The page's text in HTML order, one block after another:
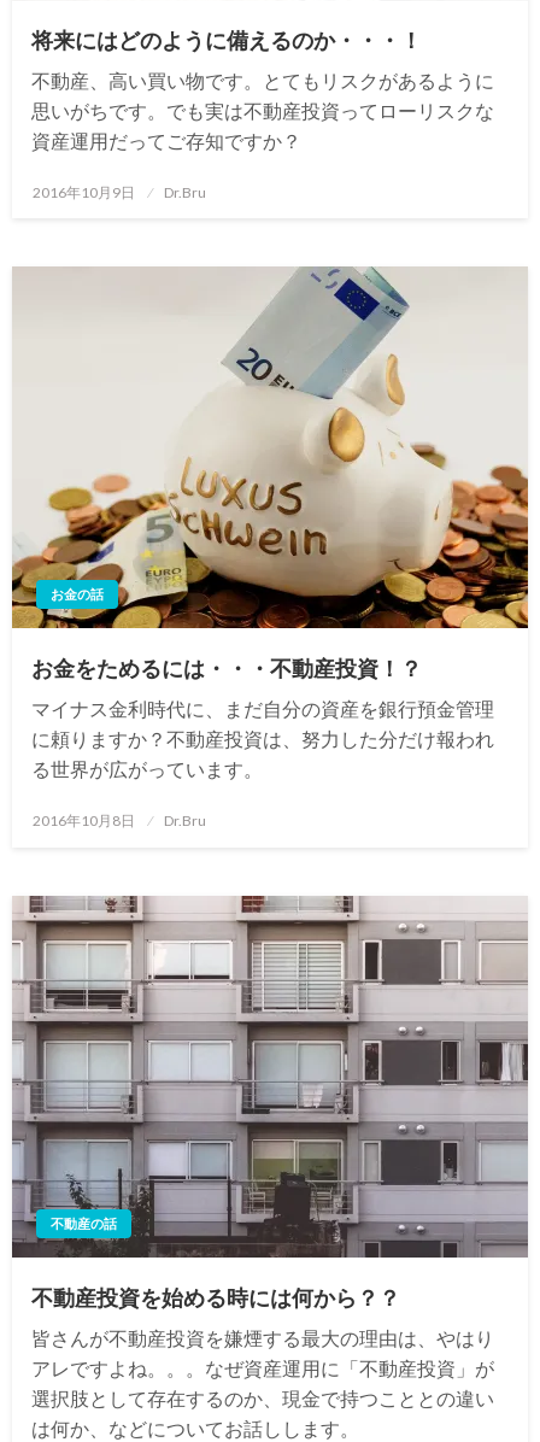
将来にはどのように備えるのか・・・！
不動産、高い買い物です。とてもリスクがあるように
思いがちです。でも実は不動産投資ってローリスクな
資産運用だってご存知ですか？
投
2016年10月9日 Dr.Bru
お金の話
お金をためるには・・・不動産投資！？
マイナス金利時代に、まだ自分の資産を銀行預金管理
に頼りますか？不動産投資は、努力した分だけ報われ
る世界が広がっています。
投
2016年10月8日 Dr.Bru
不動産の話
不動産投資を始める時には何から？？
皆さんが不動産投資を嫌煙する最大の理由は、やはり
アレですよね。。。なぜ資産運用に「不動産投資」が
選択肢として存在するのか、現金で持つこととの違い
は何か、などについてお話しします。